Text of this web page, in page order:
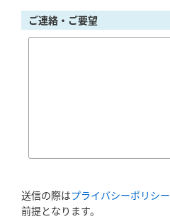
ご連絡・ご要望
送信の際はプライバシーポリシー
前提となります。